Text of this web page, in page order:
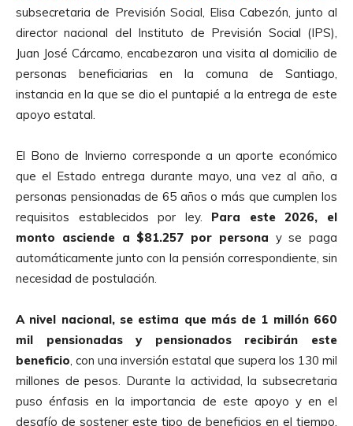
subsecretaria de Previsión Social, Elisa Cabezón, junto al
director nacional del Instituto de Previsión Social (IPS),
Juan José Cárcamo, encabezaron una visita al domicilio de
personas beneficiarias en la comuna de Santiago,
instancia en la que se dio el puntapié a la entrega de este
apoyo estatal.
El Bono de Invierno corresponde a un aporte económico
que el Estado entrega durante mayo, una vez al año, a
personas pensionadas de 65 años o más que cumplen los
requisitos establecidos por ley. Para este 2026, el
monto asciende a $81.257 por persona y se paga
automáticamente junto con la pensión correspondiente, sin
necesidad de postulación.
A nivel nacional, se estima que más de 1 millón 660
mil pensionadas y pensionados recibirán este
beneficio , con una inversión estatal que supera los 130 mil
millones de pesos. Durante la actividad, la subsecretaria
puso énfasis en la importancia de este apoyo y en el
desafío de sostener este tipo de beneficios en el tiempo.